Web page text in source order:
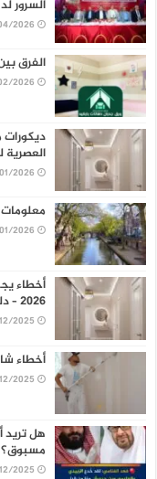
السرور
2026
الفرق
2026
العصرية
2026
معلومات
2026
أخطاء
2026 – دليل شامل من خبراء الديكور
2025
أخطاء
2025
هل
مسبوق؟
2025